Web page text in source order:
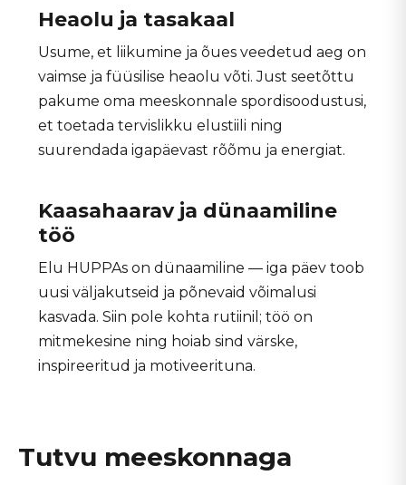
Heaolu ja tasakaal
Usume, et liikumine ja õues veedetud aeg on
vaimse ja füüsilise heaolu võti. Just seetõttu
pakume oma meeskonnale spordisoodustusi,
et toetada tervislikku elustiili ning
suurendada igapäevast rõõmu ja energiat.
Kaasahaarav ja dünaamiline
töö
Elu HUPPAs on dünaamiline — iga päev toob
uusi väljakutseid ja põnevaid võimalusi
kasvada. Siin pole kohta rutiinil; töö on
mitmekesine ning hoiab sind värske,
inspireeritud ja motiveerituna.
Tutvu meeskonnaga